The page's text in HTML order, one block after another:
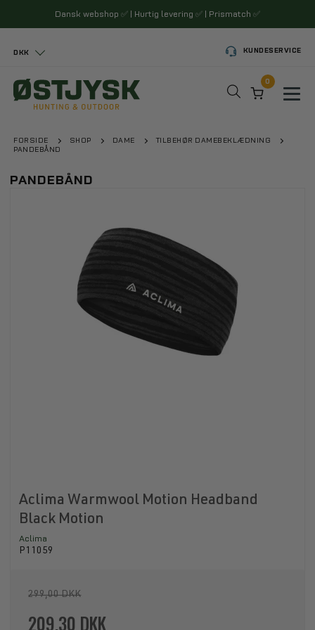
Dansk webshop ✅ | Hurtig levering ✅ | Prismatch ✅
DKK KUNDESERVICE
0
FORSIDE SHOP DAME
TILBEHØR DAMEBEKLÆDNING
PANDEBÅND
PANDEBÅND
Aclima Warmwool Motion Headband
Black Motion
Aclima
P11059
299,00 DKK
209,30 DKK